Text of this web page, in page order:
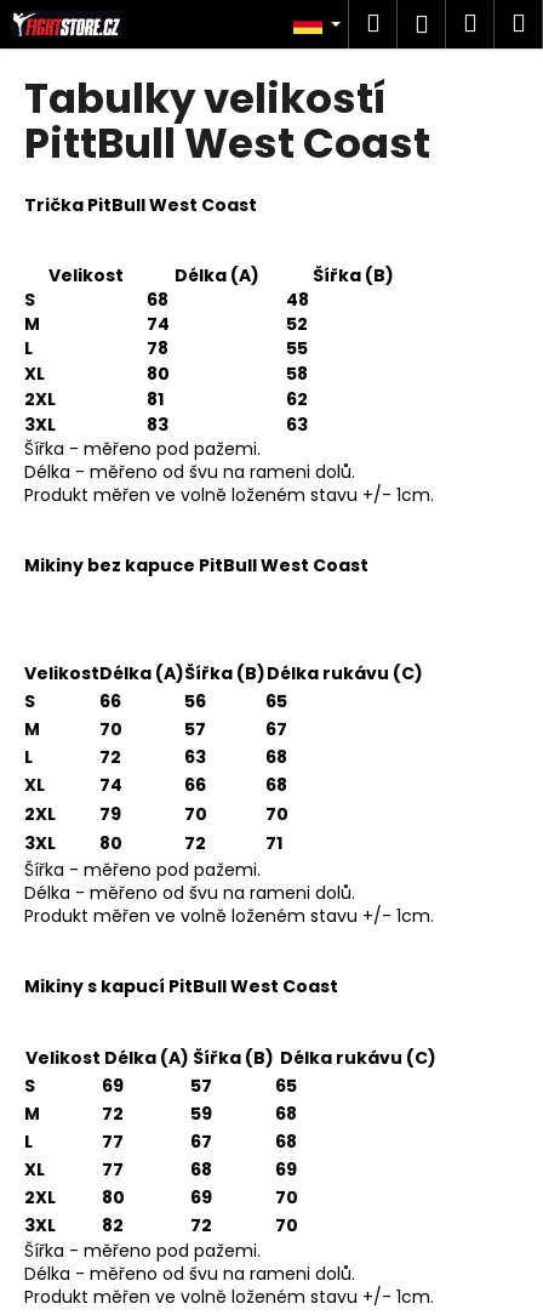
Zum
Inhalt
springen
Suchen
Login
Tabulky velikostí
PittBull West Coast
Trička PitBull West Coast
Velikost Délka (A)
Šířka (B)
S
68
48
M
74
52
L
78
55
XL
80
58
2XL
81
62
3XL
83
63
Šířka - měřeno pod pažemi.
Délka - měřeno od švu na rameni dolů.
Produkt měřen ve volně loženém stavu +/- 1cm.
Mikiny bez kapuce PitBull West Coast
VelikostDélka (A)Šířka (B)Délka rukávu (C)
S
66 56
65
M
70 57
67
L
72 63
68
XL
74 66
68
2XL
79 70
70
3XL
80 72
71
Šířka - měřeno pod pažemi.
Délka - měřeno od švu na rameni dolů.
Produkt měřen ve volně loženém stavu +/- 1cm.
Mikiny s kapucí PitBull West Coast
Velikost Délka (A) Šířka (B) Délka rukávu (C)
S
69 57
65
M
72 59
68
L
77 67
68
XL
77 68
69
2XL
80 69
70
3XL
82 72
70
Šířka - měřeno pod pažemi.
Délka - měřeno od švu na rameni dolů.
Produkt měřen ve volně loženém stavu +/- 1cm.
W
a
zum
zum
W
a
s
c
h
e
n
S
i
e
?
W
i
r
e
m
p
f
e
l
FAIRTEX
BOXERSKÉ
RUKAVICE
BGV1
-
RŮŽOVÉ
-
BGV1_PINK
€123,50